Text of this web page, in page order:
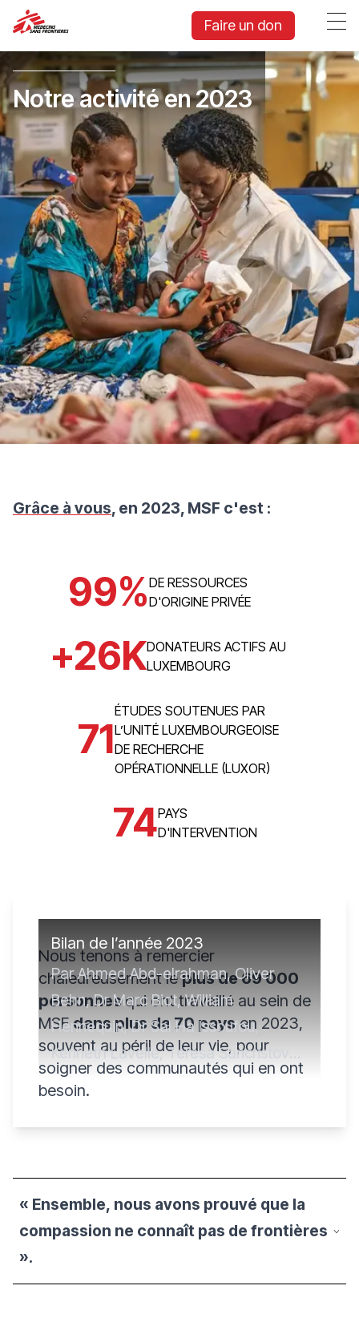
Faire un don
Notre activité en 2023
Grâce à vous, en 2023, MSF c'est :
99%DE RESSOURCES
D'ORIGINE PRIVÉE
+26KDONATEURS ACTIFS AU
LUXEMBOURG
71
ÉTUDES SOUTENUES PAR
L’UNITÉ LUXEMBOURGEOISE
DE RECHERCHE
OPÉRATIONNELLE (LUXOR)
74PAYS
D'INTERVENTION
Bilan de l’année 2023
Par Ahmed Abd-elrahman, Oliver
Behn, Dr Marc Biot, William
Hennequin, Dr Sal Ha Issoufou,
Kenneth Lavelle, Teresa Sancristoval
Directrice et directeurs des
Nous tenons à remercier
chaleureusement leplus de 69 000
personnesqui ont travaillé au sein de
MSFdans plus de 70 paysen 2023,
souvent au péril de leur vie, pour
soigner des communautés qui en ont
besoin.
« Ensemble, nous avons prouvé que la
compassion ne connaît pas de frontières
».